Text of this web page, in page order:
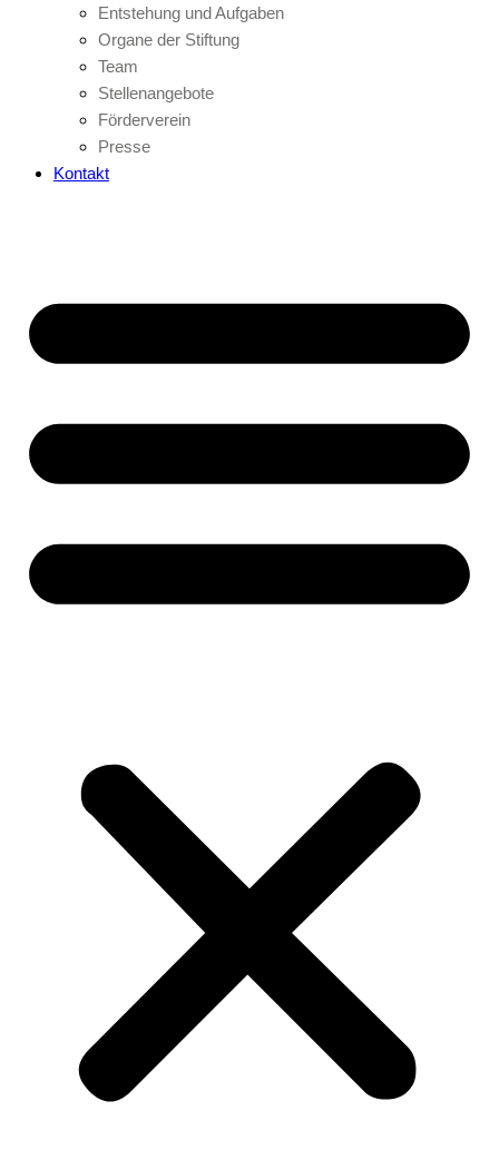
Entstehung und Aufgaben
Organe der Stiftung
Team
Stellenangebote
Förderverein
Presse
Kontakt